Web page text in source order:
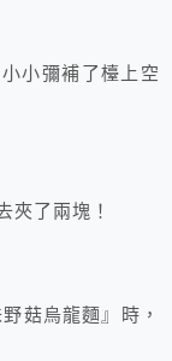
小彌補了檯上空
夾了兩塊！
菇烏龍麵』時，